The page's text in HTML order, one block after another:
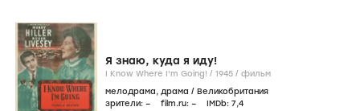
Я знаю, куда я иду!
I Know Where I'm Going! / 1945 / фильм
мелодрама, драма / Великобритания
зрители: – film.ru: – IMDb: 7,4